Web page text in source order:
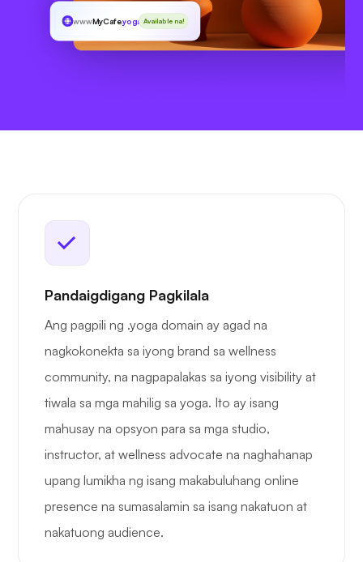
wwwMyCafe.yoga Available na!
Pandaigdigang Pagkilala
Ang pagpili ng .yoga domain ay agad na
nagkokonekta sa iyong brand sa wellness
community, na nagpapalakas sa iyong visibility at
tiwala sa mga mahilig sa yoga. Ito ay isang
mahusay na opsyon para sa mga studio,
instructor, at wellness advocate na naghahanap
upang lumikha ng isang makabuluhang online
presence na sumasalamin sa isang nakatuon at
nakatuong audience.